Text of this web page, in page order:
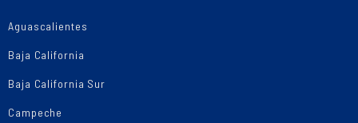
Aguascalientes
Baja California
Baja California Sur
Campeche